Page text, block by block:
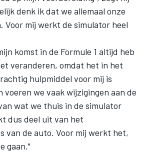
denk ik dat we allemaal onze
Voor mij werkt de simulator heel
komst in de Formule 1 altijd heb
veranderen, omdat het in het
hulpmiddel voor mij is
voeren we vaak wijzigingen aan de
wat we thuis in de simulator
dus deel uit van het
van de auto. Voor mij werkt het,
gaan."